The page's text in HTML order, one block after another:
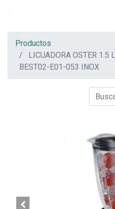
Productos
LICUADORA OSTER 1.5
BEST02-E01-053 INOX